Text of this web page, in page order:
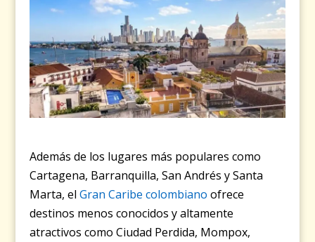
Además de los lugares más populares como
Cartagena, Barranquilla, San Andrés y Santa
Marta, elGran Caribe colombiano ofrece
destinos menos conocidos y altamente
atractivos como Ciudad Perdida, Mompox,